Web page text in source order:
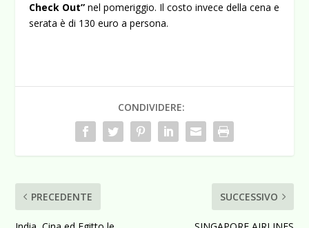
Check Out” nel pomeriggio. Il costo invece della cena e
serata è di 130 euro a persona.
CONDIVIDERE:
PRECEDENTE SUCCESSIVO